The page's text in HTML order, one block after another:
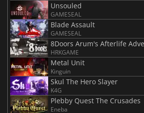
Unsouled
GAMESEAL
Blade Assault
GAMESEAL
8Doors Arum's Afterlife
HRKGAME
Metal Unit
Kinguin
Skul The Hero Slayer
K4G
Plebby Quest The Crusades
Eneba